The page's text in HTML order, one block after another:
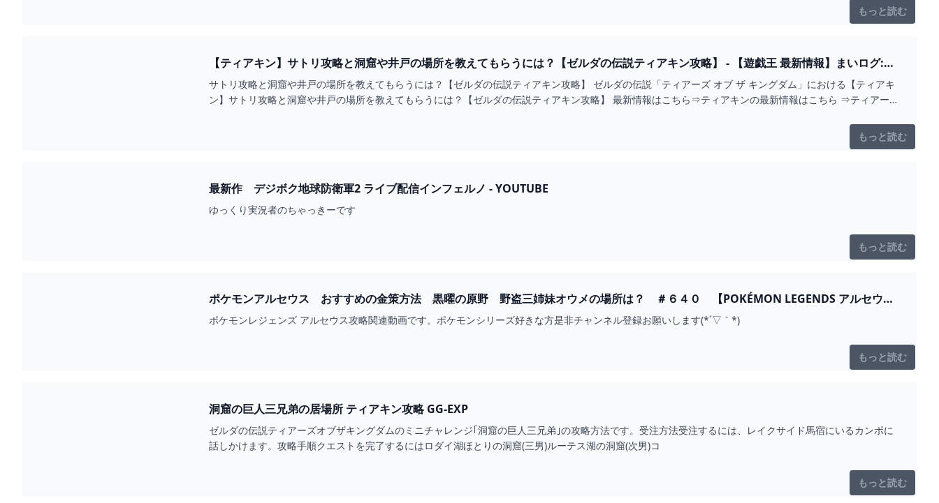
もっと読む
【ティアキン】サトリ攻略と洞窟や井戸の場所を教えてもらうには？【ゼルダの伝説ティアキン攻略】 - 【遊戯王 最新情報】まいログ:遊
戯王TCGやトレンド情報まとめ
サトリ攻略と洞窟や井戸の場所を教えてもらうには？【ゼルダの伝説ティアキン攻略】 ゼルダの伝説「ティアーズ オブ ザ キングダム」における【ティアキ
ン】サトリ攻略と洞窟や井戸の場所を教えてもらうには？【ゼルダの伝説ティアキン攻略】 最新情報はこちら⇒ティアキンの最新情報はこちら ⇒ティアー
もっと読む
最新作 デジボク地球防衛軍2 ライブ配信インフェルノ - YOUTUBE
ゆっくり実況者のちゃっきーです
もっと読む
ポケモンアルセウス おすすめの金策方法 黒曜の原野 野盗三姉妹オウメの場所は？ ＃６４０ 【POKÉMON LEGENDS アルセウ
ス】 - YOUTUBE
ポケモンレジェンズ アルセウス攻略関連動画です。ポケモンシリーズ好きな方是非チャンネル登録お願いします(*´▽｀*)
もっと読む
洞窟の巨人三兄弟の居場所 ティアキン攻略 GG-EXP
ゼルダの伝説ティアーズオブザキングダムのミニチャレンジ｢洞窟の巨人三兄弟｣の攻略方法です。受注方法受注するには、レイクサイド馬宿にいるカンポに
話しかけます。攻略手順クエストを完了するにはロダイ湖ほとりの洞窟(三男)ルーテス湖の洞窟(次男)コ
もっと読む